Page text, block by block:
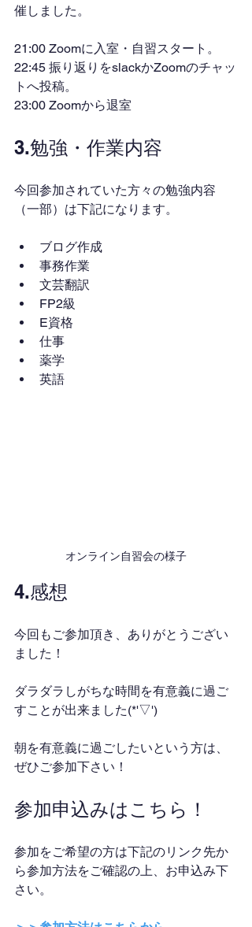
催しました。
21:00 Zoomに入室・自習スタート。
22:45 振り返りをslackかZoomのチャッ
トへ投稿。
23:00 Zoomから退室
3.勉強・作業内容
今回参加されていた方々の勉強内容
（一部）は下記になります。
ブログ作成
事務作業
文芸翻訳
FP2級
E資格
仕事
薬学
英語
オンライン自習会の様子
4.感想
今回もご参加頂き、ありがとうござい
ました！
ダラダラしがちな時間を有意義に過ご
すことが出来ました(*'▽')
朝を有意義に過ごしたいという方は、
ぜひご参加下さい！
参加申込みはこちら！
参加をご希望の方は下記のリンク先か
ら参加方法をご確認の上、お申込み下
さい。